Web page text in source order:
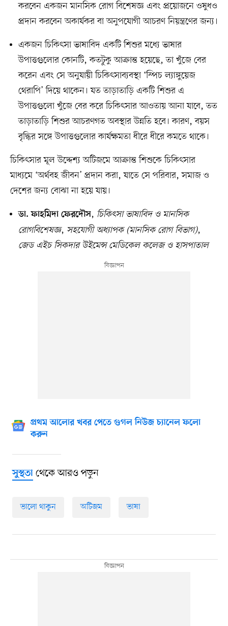
করবেন একজন মানসিক রোগ বিশেষজ্ঞ এবং প্রয়োজনে ওষুধও
প্রদান করবেন অকার্যকর বা অনুপযোগী আচরণ নিয়ন্ত্রণের জন্য।
একজন চিকিৎসা ভাষাবিদ একটি শিশুর মধ্যে ভাষার
উপাত্তগুলোর কোনটি, কতটুকু আক্রান্ত হয়েছে, তা খুঁজে বের
করেন এবং সে অনুযায়ী চিকিৎসাব্যবস্থা ‘স্পিচ ল্যাঙ্গুয়েজ
থেরাপি’ দিয়ে থাকেন। যত তাড়াতাড়ি একটি শিশুর এ
উপাত্তগুলো খুঁজে বের করে চিকিৎসার আওতায় আনা যাবে, তত
তাড়াতাড়ি শিশুর আচরণগত অবস্থার উন্নতি হবে। কারণ, বয়স
বৃদ্ধির সঙ্গে উপাত্তগুলোর কার্যক্ষমতা ধীরে ধীরে কমতে থাকে।
চিকিৎসার মূল উদ্দেশ্য অটিজমে আক্রান্ত শিশুকে চিকিৎসার
মাধ্যমে ‘অর্থবহ জীবন’ প্রদান করা, যাতে সে পরিবার, সমাজ ও
দেশের জন্য বোঝা না হয়ে যায়।
ডা. ফাহমিদা ফেরদৌস, চিকিৎসা ভাষাবিদ ও মানসিক
রোগবিশেষজ্ঞ, সহযোগী অধ্যাপক (মানসিক রোগ বিভাগ),
জেড এইচ সিকদার উইমেন্স মেডিকেল কলেজ ও হাসপাতাল
প্রথম আলোর খবর পেতে গুগল নিউজ চ্যানেল ফলো
করুন
সুস্থতাথেকে আরও পড়ুন
ভালো থাকুন অটিজম ভাষা